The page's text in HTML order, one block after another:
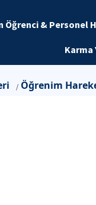
Öğrenci & Personel
Karma
/ Öğrenim